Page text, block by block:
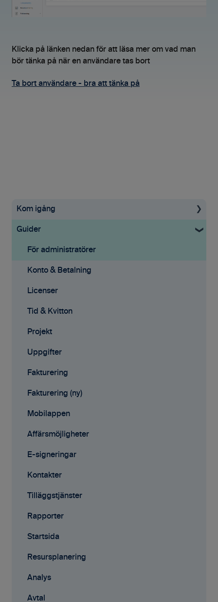
Klicka på länken nedan för att läsa mer om vad man
bör tänka på när en användare tas bort
Ta bort användare - bra att tänka på
Kom igång
Uppstartsguide
Grundinställningar
Ekonomisystem
Tid & Kvitton
Projekt
Fakturering (ny)
Kontakter
Avtal
Affärsmöjligheter
Rapporter
Samarbete
Mobilappen
Guider
För administratörer
Konto & Betalning
Licenser
Tid & Kvitton
Projekt
Uppgifter
Fakturering
Fakturering (ny)
Mobilappen
Affärsmöjligheter
E-signeringar
Kontakter
Tilläggstjänster
Rapporter
Startsida
Resursplanering
Analys
Avtal